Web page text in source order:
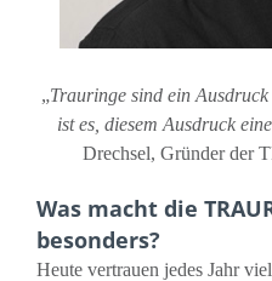
„Trauringe sind ein
ist es, diesem Ausdruck
Drechsel, Gründer der
Was macht die
besonders?
Heute vertrauen jedes Jahr